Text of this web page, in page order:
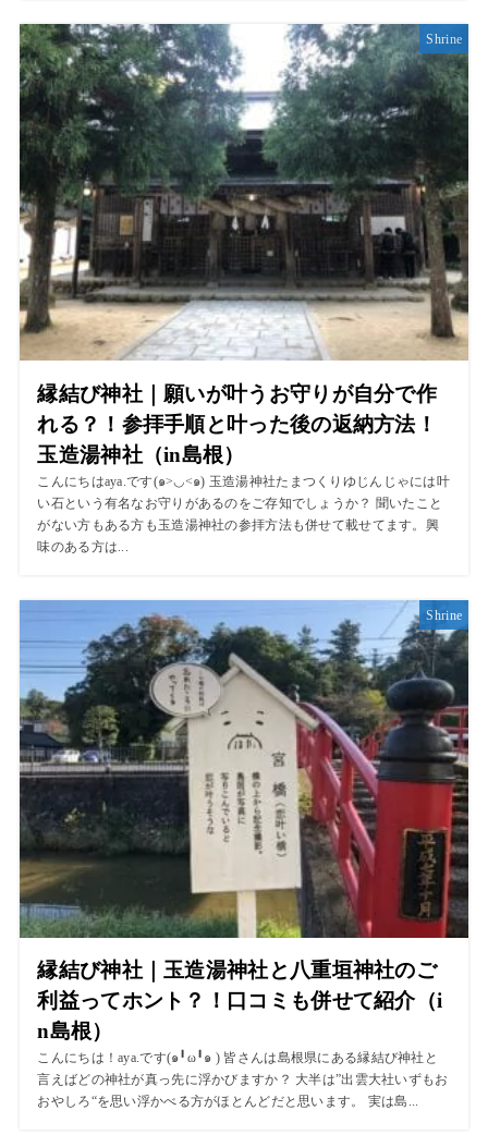
Shrine
縁結び神社｜願いが叶うお守りが自分で作
れる？！参拝手順と叶った後の返納方法！
玉造湯神社（in島根）
こんにちはaya.です(๑>◡<๑) 玉造湯神社たまつくりゆじんじゃには叶
い石という有名なお守りがあるのをご存知でしょうか？ 聞いたこと
がない方もある方も玉造湯神社の参拝方法も併せて載せてます。興
味のある方は...
Shrine
縁結び神社｜玉造湯神社と八重垣神社のご
利益ってホント？！口コミも併せて紹介（i
n島根）
こんにちは！aya.です(๑╹ω╹๑ ) 皆さんは島根県にある縁結び神社と
言えばどの神社が真っ先に浮かびますか？ 大半は”出雲大社いずもお
おやしろ“を思い浮かべる方がほとんどだと思います。 実は島...